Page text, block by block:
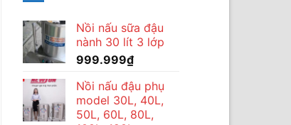
Nồi nấu sữa đậu
nành 30 lít 3 lớp
999.999₫
Nồi nấu đậu phụ
model 30L, 40L,
50L, 60L, 80L,